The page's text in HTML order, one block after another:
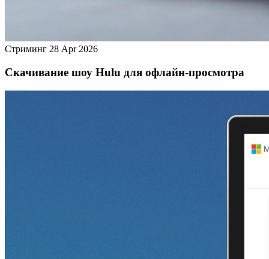
Стриминг 28 Apr 2026
Скачивание шоу Hulu для офлайн‑просмотра